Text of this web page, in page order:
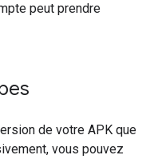
peut prendre
de votre APK que
vous pouvez